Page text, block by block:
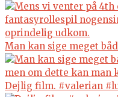
Man kan sige meget
Dejlig film. #valerian